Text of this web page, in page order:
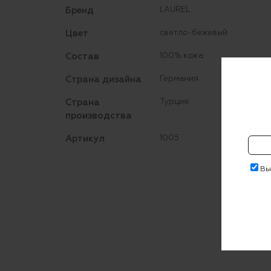
Бренд LAUREL
Цвет светло-бежевый
Состав 100% кожа
Страна дизайна Германия
Страна
производства
Турция
Артикул 1005